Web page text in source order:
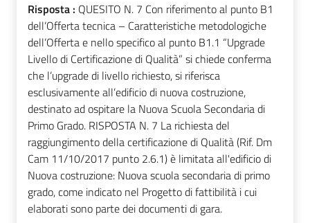
Risposta : QUESITO N. 7 Con riferimento al punto B1
dell’Offerta tecnica – Caratteristiche metodologiche
dell’Offerta e nello specifico al punto B1.1 “Upgrade
Livello di Certificazione di Qualità” si chiede conferma
che l’upgrade di livello richiesto, si riferisca
esclusivamente all’edificio di nuova costruzione,
destinato ad ospitare la Nuova Scuola Secondaria di
Primo Grado. RISPOSTA N. 7 La richiesta del
raggiungimento della certificazione di Qualità (Rif. Dm
Cam 11/10/2017 punto 2.6.1) è limitata all'edificio di
Nuova costruzione: Nuova scuola secondaria di primo
grado, come indicato nel Progetto di fattibilità i cui
elaborati sono parte dei documenti di gara.